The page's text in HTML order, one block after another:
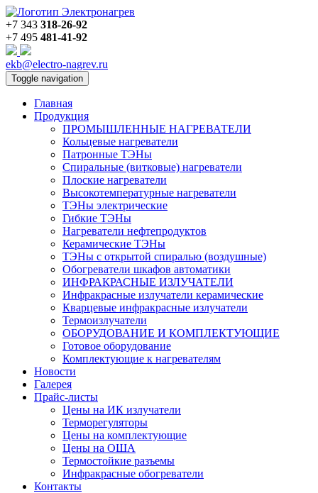
+7 343 318-26-92
+7 495 481-41-92
ekb@electro-nagrev.ru
Toggle navigation
Главная
Продукция
ПРОМЫШЛЕННЫЕ НАГРЕВАТЕЛИ
Кольцевые нагреватели
Патронные ТЭНы
Спиральные (витковые) нагреватели
Плоские нагреватели
Высокотемпературные нагреватели
ТЭНы электрические
Гибкие ТЭНы
Нагреватели нефтепродуктов
Керамические ТЭНы
ТЭНы с открытой спиралью (воздушные)
Обогреватели шкафов автоматики
ИНФРАКРАСНЫЕ ИЗЛУЧАТЕЛИ
Инфракрасные излучатели керамические
Кварцевые инфракрасные излучатели
Термоизлучатели
ОБОРУДОВАНИЕ И КОМПЛЕКТУЮЩИЕ
Готовое оборудование
Комплектующие к нагревателям
Новости
Галерея
Прайс-листы
Цены на ИК излучатели
Терморегуляторы
Цены на комплектующие
Цены на ОША
Термостойкие разъемы
Инфракрасные обогреватели
Контакты